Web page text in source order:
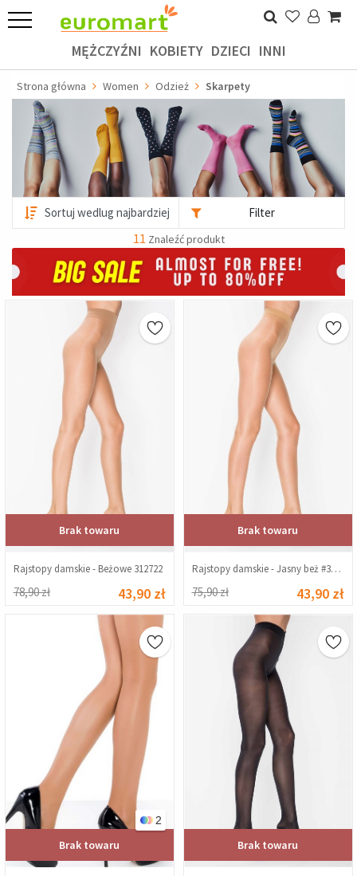
MĘŻCZYŹNI KOBIETY DZIECI INNI
Strona główna Women Odzież Skarpety
Filter
11 Znaleźć produkt
Brak towaru
Rajstopy damskie - Beżowe 312722
78,90 zł 43,90 zł
Brak towaru
Rajstopy damskie - Jasny beż #316931
75,90 zł 43,90 zł
2
Brak towaru Brak towaru